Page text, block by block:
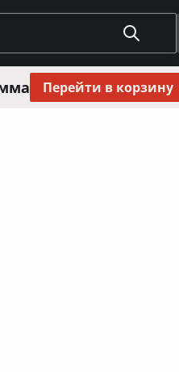
Перейти в корзину